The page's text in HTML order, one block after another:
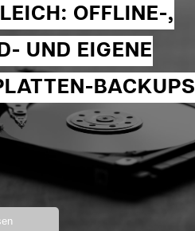
OFFLINE-,
UND EIGENE
BACKUPS